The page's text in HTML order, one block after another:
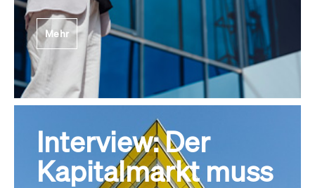
Mehr
Interview: Der
Kapitalmarkt muss